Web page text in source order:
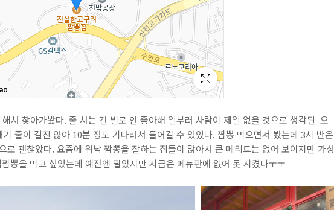
서 찾아가봤다. 줄 서는 건 별로 안 좋아해 일부러 사람이 제일 없을 것으로 생각된 오
줄이 길진 않아 10분 정도 기다려서 들어갈 수 있었다. 짬뽕 먹으면서 봤는데 3시 반은
로 괜찮았다. 요즘에 워낙 짬뽕을 잘하는 집들이 많아서 큰 메리트는 없어 보이지만 가성
뽕을 먹고 싶었는데 예전엔 팔았지만 지금은 메뉴판에 없어 못 시켰다ㅜㅜ